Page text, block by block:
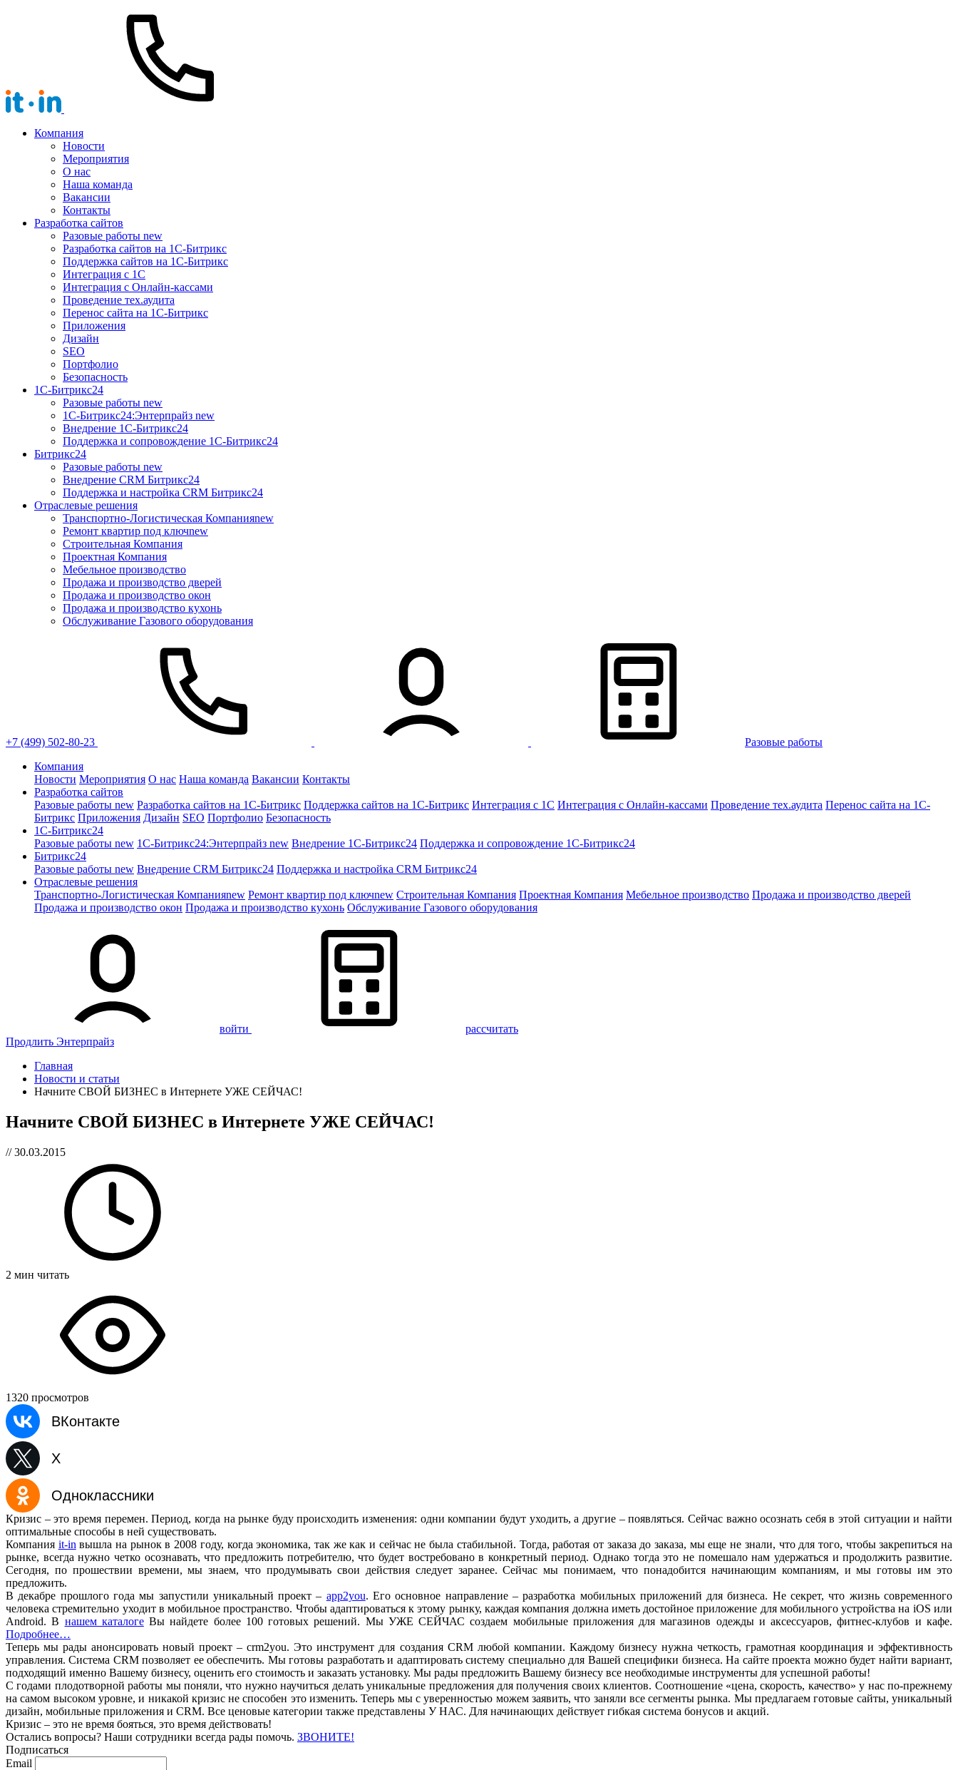
Компания
Новости
Мероприятия
О нас
Наша команда
Вакансии
Контакты
Разработка сайтов
Разовые работы new
Разработка сайтов на 1С-Битрикс
Поддержка сайтов на 1С-Битрикс
Интеграция с 1С
Интеграция с Онлайн-кассами
Проведение тех.аудита
Перенос сайта на 1С-Битрикс
Приложения
Дизайн
SEO
Портфолио
Безопасность
1C-Битрикс24
Разовые работы new
1С-Битрикс24:Энтерпрайз new
Внедрение 1C-Битрикс24
Поддержка и сопровождение 1С-Битрикс24
Битрикс24
Разовые работы new
Внедрение CRM Битрикс24
Поддержка и настройка CRM Битрикс24
Отраслевые решения
Транспортно-Логистическая Компанияnew
Ремонт квартир под ключnew
Строительная Компания
Проектная Компания
Мебельное производство
Продажа и производство дверей
Продажа и производство окон
Продажа и производство кухонь
Обслуживание Газового оборудования
+7 (499) 502-80-23
Разовые работы
Компания
Новости Мероприятия О нас Наша команда Вакансии Контакты
Разработка сайтов
Разовые работы new Разработка сайтов на 1С-Битрикс Поддержка сайтов на 1С-Битрикс Интеграция с 1С Интеграция с Онлайн-кассами Проведение тех.аудита Перенос сайта на 1С-
Битрикс Приложения Дизайн SEO Портфолио Безопасность
1C-Битрикс24
Разовые работы new 1С-Битрикс24:Энтерпрайз new Внедрение 1C-Битрикс24 Поддержка и сопровождение 1С-Битрикс24
Битрикс24
Разовые работы new Внедрение CRM Битрикс24 Поддержка и настройка CRM Битрикс24
Отраслевые решения
Транспортно-Логистическая Компанияnew Ремонт квартир под ключnew Строительная Компания Проектная Компания Мебельное производство Продажа и производство дверей
Продажа и производство окон Продажа и производство кухонь Обслуживание Газового оборудования
войти
рассчитать
Продлить Энтерпрайз
Главная
Новости и статьи
Начните СВОЙ БИЗНЕС в Интернете УЖЕ СЕЙЧАС!
Начните СВОЙ БИЗНЕС в Интернете УЖЕ СЕЙЧАС!
// 30.03.2015
2 мин читать
1320 просмотров
ВКонтакте
X
Одноклассники
Кризис – это время перемен. Период, когда на рынке буду происходить изменения: одни компании будут уходить, а другие – появляться. Сейчас важно осознать себя в этой ситуации и найти
оптимальные способы в ней существовать.
Компания it-in вышла на рынок в 2008 году, когда экономика, так же как и сейчас не была стабильной. Тогда, работая от заказа до заказа, мы еще не знали, что для того, чтобы закрепиться на
рынке, всегда нужно четко осознавать, что предложить потребителю, что будет востребовано в конкретный период. Однако тогда это не помешало нам удержаться и продолжить развитие.
Сегодня, по прошествии времени, мы знаем, что продумывать свои действия следует заранее. Сейчас мы понимаем, что понадобится начинающим компаниям, и мы готовы им это
предложить.
В декабре прошлого года мы запустили уникальный проект – app2you. Его основное направление – разработка мобильных приложений для бизнеса. Не секрет, что жизнь современного
человека стремительно уходит в мобильное пространство. Чтобы адаптироваться к этому рынку, каждая компания должна иметь достойное приложение для мобильного устройства на iOS или
Android. В нашем каталогеВы найдете более 100 готовых решений. Мы УЖЕ СЕЙЧАС создаем мобильные приложения для магазинов одежды и аксессуаров, фитнес-клубов и кафе.
Подробнее…
Теперь мы рады анонсировать новый проект – crm2you. Это инструмент для создания CRM любой компании. Каждому бизнесу нужна четкость, грамотная координация и эффективность
управления. Система CRM позволяет ее обеспечить. Мы готовы разработать и адаптировать систему специально для Вашей специфики бизнеса. На сайте проекта можно будет найти вариант,
подходящий именно Вашему бизнесу, оценить его стоимость и заказать установку. Мы рады предложить Вашему бизнесу все необходимые инструменты для успешной работы!
С годами плодотворной работы мы поняли, что нужно научиться делать уникальные предложения для получения своих клиентов. Соотношение «цена, скорость, качество» у нас по-прежнему
на самом высоком уровне, и никакой кризис не способен это изменить. Теперь мы с уверенностью можем заявить, что заняли все сегменты рынка. Мы предлагаем готовые сайты, уникальный
дизайн, мобильные приложения и CRM. Все ценовые категории также представлены У НАС. Для начинающих действует гибкая система бонусов и акций.
Кризис – это не время бояться, это время действовать!
Остались вопросы? Наши сотрудники всегда рады помочь. ЗВОНИТЕ!
Подписаться
Email